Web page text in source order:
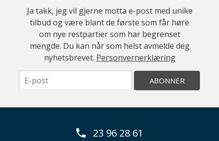
Ja takk, jeg vil gjerne motta e-post med unike
tilbud og være blant de første som får høre
om nye restpartier som har begrenset
mengde. Du kan når som helst avmelde deg
nyhetsbrevet. Personvernerklæring
ABONNER
23 96 28 61